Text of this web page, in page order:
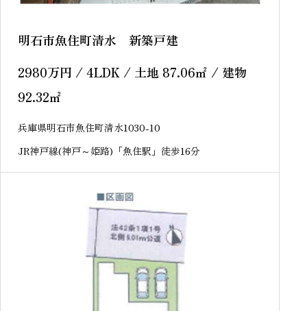
明石市魚住町清水 新築戸建
2980万円 / 4LDK / 土地 87.06㎡ / 建物
92.32㎡
兵庫県明石市魚住町清水1030-10
JR神戸線(神戸～姫路)「魚住駅」徒歩16分